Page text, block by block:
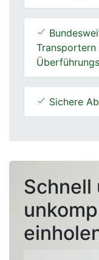
Transportern
Sichere
Schnell